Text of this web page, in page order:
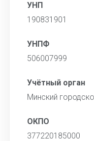
УНП
190831901
УНПФ
506007999
Учётный орган
Минский
ОКПО
377220185000